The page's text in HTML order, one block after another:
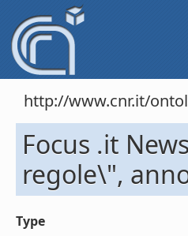
http://www.cnr.it/
Focus .it
regole\",
Type